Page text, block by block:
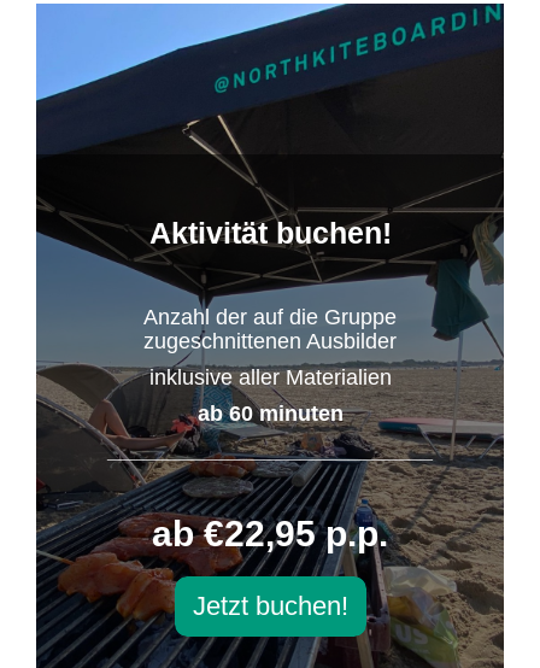
Aktivität buchen!
Anzahl der auf die Gruppe
zugeschnittenen Ausbilder
inklusive aller Materialien
ab 60 minuten
___________________________
ab €22,95 p.p.
Jetzt buchen!